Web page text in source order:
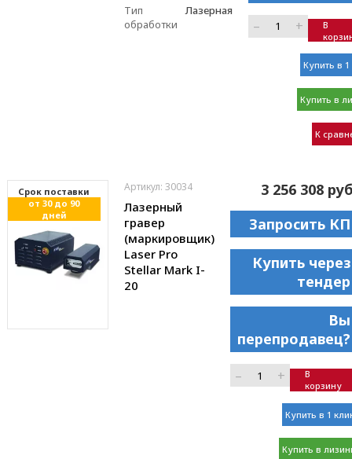
Тип
обработки
Лазерная
– +
В
Купить в 1
Купить в
К
Cрок поставки
от 30 до 90
дней
Артикул: 30034
Лазерный
гравер
(маркировщик)
Laser Pro
Stellar Mark I-
20
3 256 308
Запросить КП
Купить через
тендер
Вы
перепродавец?
– +
В
корзину
Купить в 1
Купить в